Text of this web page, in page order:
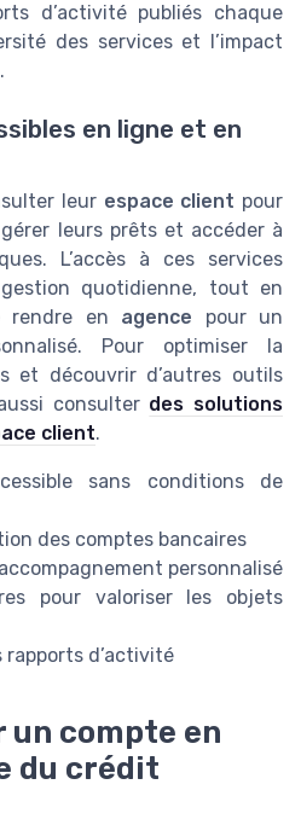
d’activité publiés chaque
des services et l’impact
en ligne et en
leur espace client pour
leurs prêts et accéder à
L’accès à ces services
quotidienne, tout en
rendre en agence pour un
Pour optimiser la
et découvrir d’autres outils
consulter des solutions
client.
sans conditions de
des comptes bancaires
personnalisé
pour valoriser les objets
rapports d’activité
un compte en
du crédit